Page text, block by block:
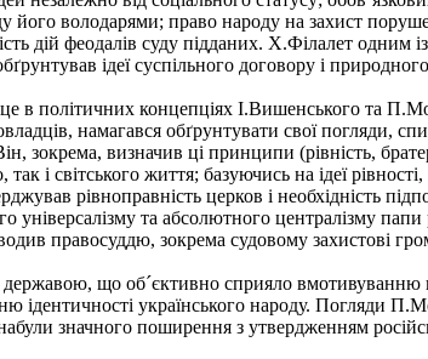
його володарями; право народу на захист
дій феодалів суду підданих. Х.Філалет одним
ідеї суспільного договору і
в політичних концепціях І.Вишенського та
намагався обґрунтувати свої погляди,
зокрема, визначив ці принципи (рівність,
і світського життя; базуючись на ідеї
рівноправність церков і необхідність
універсалізму та абсолютного централізму папи
правосуддю, зокрема судовому захистові
що об´єктивно сприяло вмотивуванню
ідентичності українського народу. Погляди
значного поширення з утвердженням